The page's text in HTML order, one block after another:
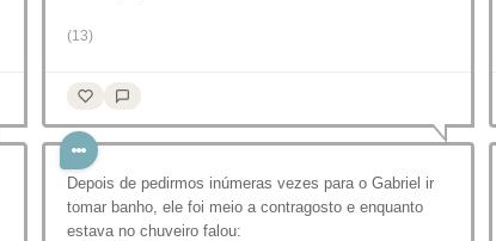
(13)
Depois de pedirmos inúmeras vezes para o Gabriel ir
tomar banho, ele foi meio a contragosto e enquanto
estava no chuveiro falou: